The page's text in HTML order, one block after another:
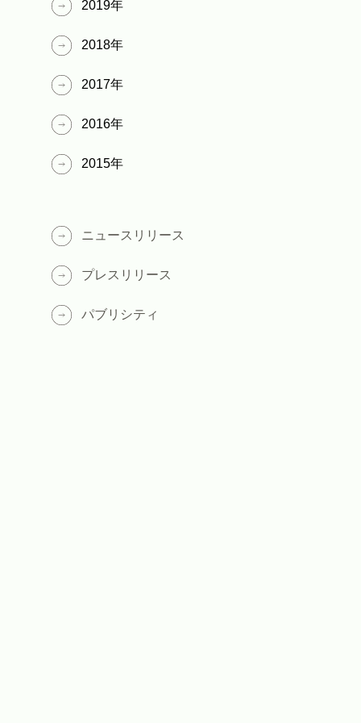
2019年
2018年
2017年
2016年
2015年
ニュースリリース
プレスリリース
パブリシティ